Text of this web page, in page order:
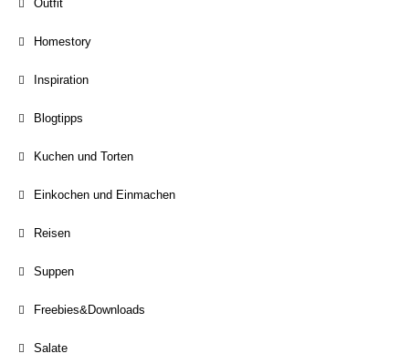
Outfit
Homestory
Inspiration
Blogtipps
Kuchen und Torten
Einkochen und Einmachen
Reisen
Suppen
Freebies&Downloads
Salate